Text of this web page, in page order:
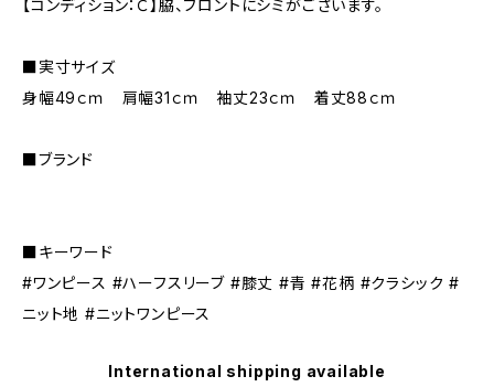
【コンディション：Ｃ】脇、フロントにシミがございます。
■実寸サイズ
身幅49ｃｍ 肩幅31ｃｍ 袖丈23ｃｍ 着丈88ｃｍ
■ブランド
■キーワード
#ワンピース #ハーフスリーブ #膝丈 #青 #花柄 #クラシック #
ニット地 #ニットワンピース
International shipping available